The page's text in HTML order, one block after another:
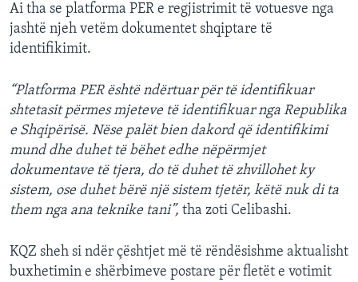
Ai tha se platforma PER e regjistrimit të votuesve nga
jashtë njeh vetëm dokumentet shqiptare të
identifikimit.
“Platforma PER është ndërtuar për të identifikuar
shtetasit përmes mjeteve të identifikuar nga Republika
e Shqipërisë. Nëse palët bien dakord që identifikimi
mund dhe duhet të bëhet edhe nëpërmjet
dokumentave të tjera, do të duhet të zhvillohet ky
sistem, ose duhet bërë një sistem tjetër, këtë nuk di ta
them nga ana teknike tani”, tha zoti Celibashi.
KQZ sheh si ndër çështjet më të rëndësishme aktualisht
buxhetimin e shërbimeve postare për fletët e votimit